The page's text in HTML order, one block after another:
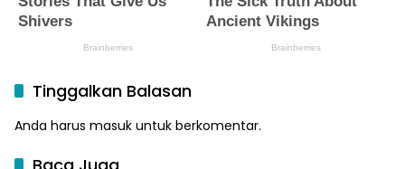
Tinggalkan Balasan
Anda harus masuk untuk berkomentar.